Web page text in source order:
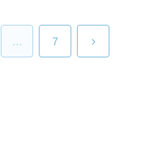
… 7